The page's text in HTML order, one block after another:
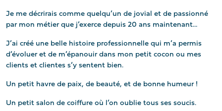
Je me décrirais comme quelqu’un de jovial et de passionné
par mon métier que j’exerce depuis 20 ans maintenant…
J’ai créé une belle histoire professionnelle qui m’a permis
d’évoluer et de m’épanouir dans mon petit cocon ou mes
clients et clientes s’y sentent bien.
Un petit havre de paix, de beauté, et de bonne humeur !
Un petit salon de coiffure où l’on oublie tous ses soucis.